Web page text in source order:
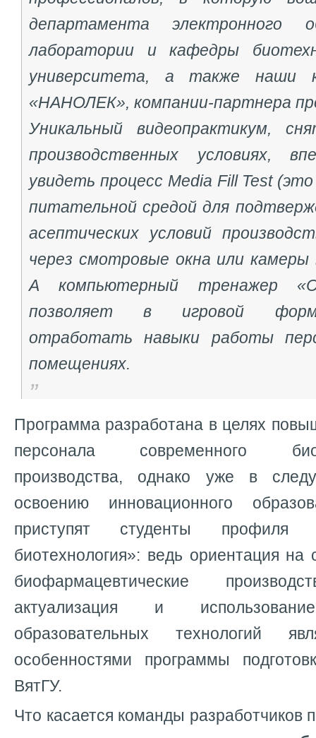
департамента электронного
лаборатории и кафедры
университета, а также наши
«НАНОЛЕК», компании-партнера
Уникальный видеопрактикум,
производственных условиях,
увидеть процесс Media Fill Test
питательной средой для
асептических условий
через смотровые окна или камеры
А компьютерный тренажер
позволяет в игровой
отработать навыки работы
помещениях.
Программа разработана в целях
персонала современного
производства, однако уже в
освоению инновационного
приступят студенты профиля
биотехнология»: ведь ориентация
биофармацевтические
актуализация и
образовательных технологий
особенностями программы
ВятГУ.
Что касается команды разработчиков